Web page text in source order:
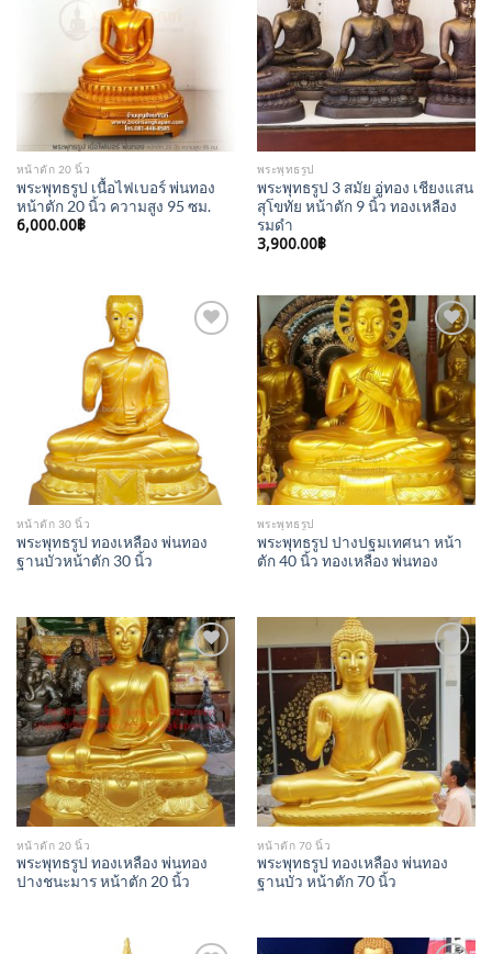
หน้าตัก 20 นิ้ว
พระพุทธรูป เนื้อไฟเบอร์ พ่นทอง
หน้าตัก 20 นิ้ว ความสูง 95 ซม.
6,000.00฿
Wishlist
พระพุทธรูป
พระพุทธรูป 3 สมัย อู่ทอง เชียงแสน
สุโขทัย หน้าตัก 9 นิ้ว ทองเหลือง
รมดำ
3,900.00฿
หน้าตัก 30 นิ้ว
พระพุทธรูป ทองเหลือง พ่นทอง
ฐานบัวหน้าตัก 30 นิ้ว
Add to
Wishlist
พระพุทธรูป
พระพุทธรูป ปางปฐมเทศนา หน้า
ตัก 40 นิ้ว ทองเหลือง พ่นทอง
Add to
Wishlist
หน้าตัก 20 นิ้ว
พระพุทธรูป ทองเหลือง พ่นทอง
ปางชนะมาร หน้าตัก 20 นิ้ว
Add to
Wishlist
หน้าตัก 70 นิ้ว
พระพุทธรูป ทองเหลือง พ่นทอง
ฐานบัว หน้าตัก 70 นิ้ว